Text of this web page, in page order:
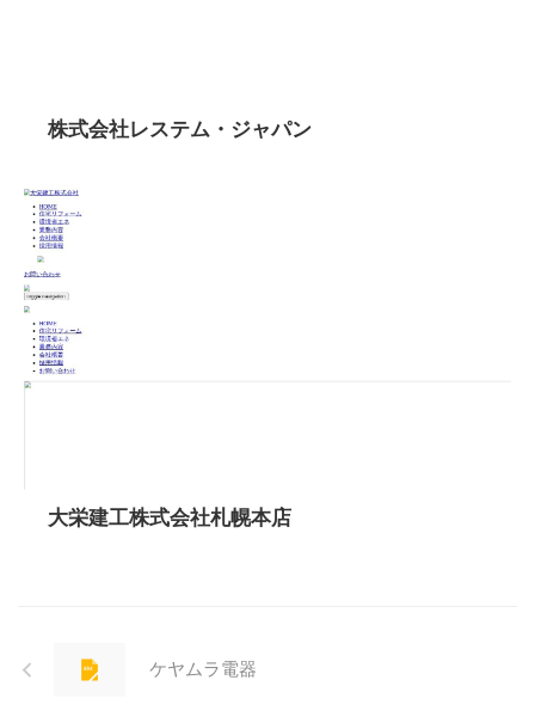
株式会社レステム・ジャパン
大栄建工株式会社札幌本店
ケヤムラ電器